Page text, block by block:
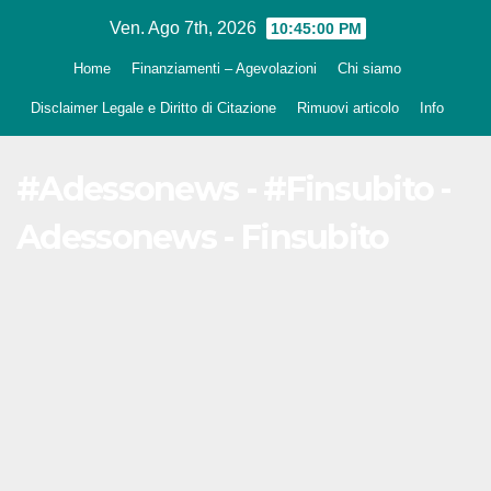
Ven. Ago 7th, 2026 10:45:01 PM
Home Finanziamenti – Agevolazioni Chi siamo
Disclaimer Legale e Diritto di Citazione Rimuovi articolo Info